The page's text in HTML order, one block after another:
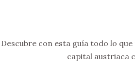
Descubre con esta guía todo lo
capital austriaca